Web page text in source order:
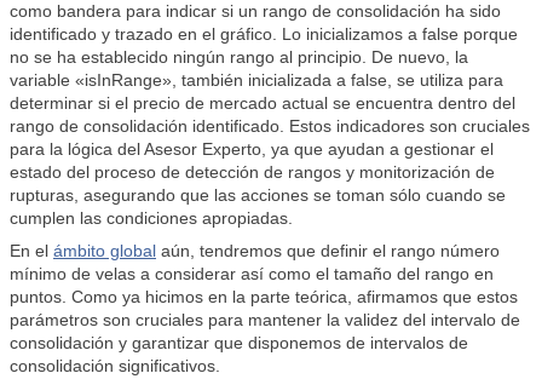
como bandera para indicar si un rango de consolidación ha sido
identificado y trazado en el gráfico. Lo inicializamos a false porque
no se ha establecido ningún rango al principio. De nuevo, la
variable «isInRange», también inicializada a false, se utiliza para
determinar si el precio de mercado actual se encuentra dentro del
rango de consolidación identificado. Estos indicadores son cruciales
para la lógica del Asesor Experto, ya que ayudan a gestionar el
estado del proceso de detección de rangos y monitorización de
rupturas, asegurando que las acciones se toman sólo cuando se
cumplen las condiciones apropiadas.
En el ámbito global aún, tendremos que definir el rango número
mínimo de velas a considerar así como el tamaño del rango en
puntos. Como ya hicimos en la parte teórica, afirmamos que estos
parámetros son cruciales para mantener la validez del intervalo de
consolidación y garantizar que disponemos de intervalos de
consolidación significativos.